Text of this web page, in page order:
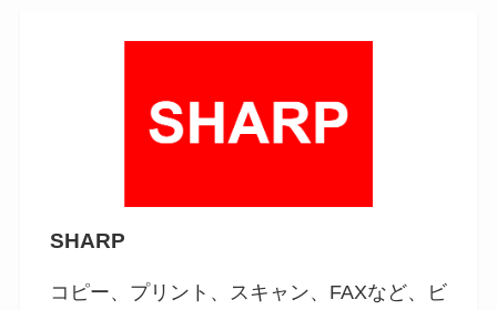
SHARP
コピー、プリント、スキャン、FAXなど、ビ